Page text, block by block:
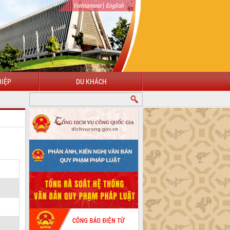
Vietnamese| English
DU KHÁCH